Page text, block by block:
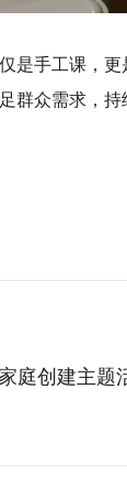
是手工课，
群众需求，
庭创建主题